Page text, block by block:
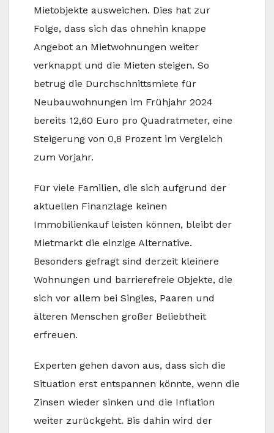
Mietobjekte ausweichen. Dies hat zur
Folge, dass sich das ohnehin knappe
Angebot an Mietwohnungen weiter
verknappt und die Mieten steigen. So
betrug die Durchschnittsmiete für
Neubauwohnungen im Frühjahr 2024
bereits 12,60 Euro pro Quadratmeter, eine
Steigerung von 0,8 Prozent im Vergleich
zum Vorjahr.
Für viele Familien, die sich aufgrund der
aktuellen Finanzlage keinen
Immobilienkauf leisten können, bleibt der
Mietmarkt die einzige Alternative.
Besonders gefragt sind derzeit kleinere
Wohnungen und barrierefreie Objekte, die
sich vor allem bei Singles, Paaren und
älteren Menschen großer Beliebtheit
erfreuen.
Experten gehen davon aus, dass sich die
Situation erst entspannen könnte, wenn die
Zinsen wieder sinken und die Inflation
weiter zurückgeht. Bis dahin wird der